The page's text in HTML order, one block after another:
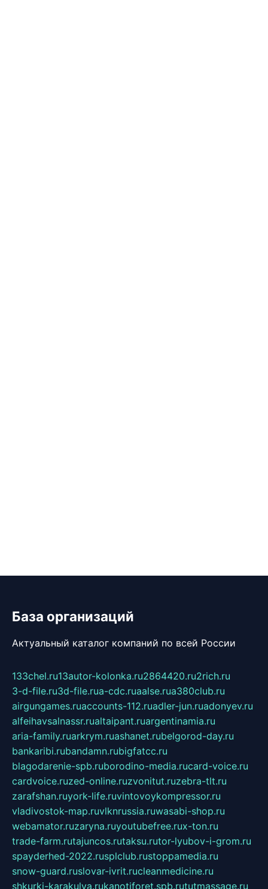
База организаций
Актуальный каталог компаний по всей России
133chel.ru13autor-kolonka.ru2864420.ru2rich.ru
3-d-file.ru3d-file.rua-cdc.ruaalse.rua380club.ru
airgungames.ruaccounts-112.ruadler-jun.ruadonyev.ru
alfeihavsalnassr.rualtaipant.ruargentinamia.ru
aria-family.ruarkrym.ruashanet.rubelgorod-day.ru
bankaribi.rubandamn.rubigfatcc.ru
blagodarenie-spb.ruborodino-media.rucard-voice.ru
cardvoice.ruzed-online.ruzvonitut.ruzebra-tlt.ru
zarafshan.ruyork-life.ruvintovoykompressor.ru
vladivostok-map.ruvlknrussia.ruwasabi-shop.ru
webamator.ruzaryna.ruyoutubefree.rux-ton.ru
trade-farm.rutajuncos.rutaksu.rutor-lyubov-i-grom.ru
spayderhed-2022.rusplclub.rustoppamedia.ru
snow-guard.ruslovar-ivrit.rucleanmedicine.ru
shkurki-karakulya.rukanotiforet.spb.rututmassage.ru